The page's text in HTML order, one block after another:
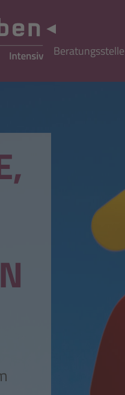
Beratungsstelle